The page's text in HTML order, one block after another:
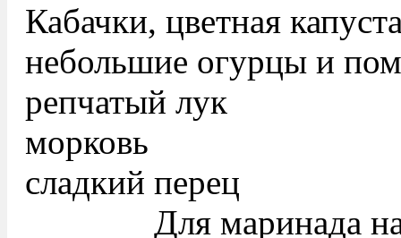
Кабачки, цветная
небольшие огурцы и
репчатый лук
морковь
сладкий перец
Для маринада